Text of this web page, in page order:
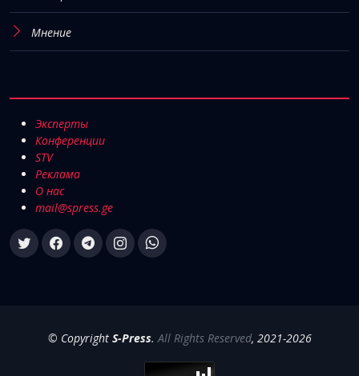
Мнение
Эксперты
Конференции
STV
Реклама
О нас
mail@spress.ge
© Copyright S-Press. All Rights Reserved, 2021-2026